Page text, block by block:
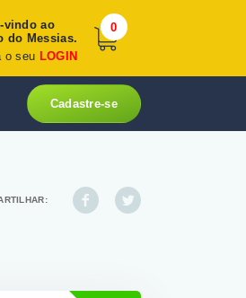
vindo ao
do Messias.
o seu LOGIN
0
Cadastre-se